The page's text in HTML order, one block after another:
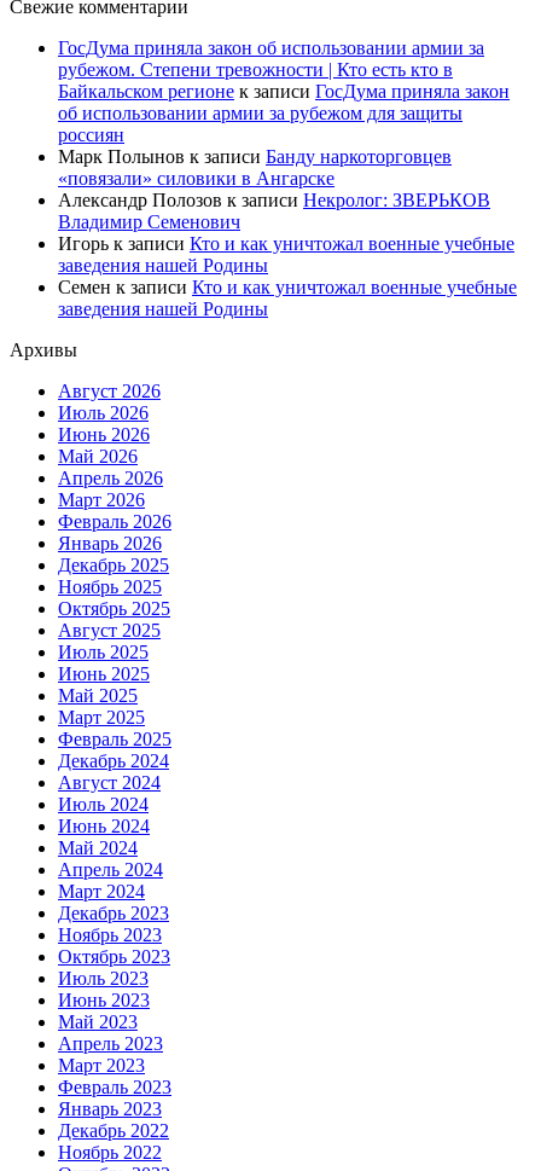
Свежие комментарии
ГосДума приняла закон об использовании армии за
рубежом. Степени тревожности | Кто есть кто в
Байкальском регионе к записи ГосДума приняла закон
об использовании армии за рубежом для защиты
россиян
Марк Полынов к записи Банду наркоторговцев
«повязали» силовики в Ангарске
Александр Полозов к записи Некролог: ЗВЕРЬКОВ
Владимир Семенович
Игорь к записи Кто и как уничтожал военные учебные
заведения нашей Родины
Семен к записи Кто и как уничтожал военные учебные
заведения нашей Родины
Архивы
Август 2026
Июль 2026
Июнь 2026
Май 2026
Апрель 2026
Март 2026
Февраль 2026
Январь 2026
Декабрь 2025
Ноябрь 2025
Октябрь 2025
Август 2025
Июль 2025
Июнь 2025
Май 2025
Март 2025
Февраль 2025
Декабрь 2024
Август 2024
Июль 2024
Июнь 2024
Май 2024
Апрель 2024
Март 2024
Декабрь 2023
Ноябрь 2023
Октябрь 2023
Июль 2023
Июнь 2023
Май 2023
Апрель 2023
Март 2023
Февраль 2023
Январь 2023
Декабрь 2022
Ноябрь 2022